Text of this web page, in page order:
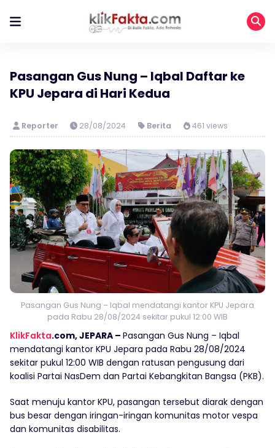
Pasangan Gus Nung – Iqbal Daftar ke
KPU Jepara di Hari Kedua
Reporter 28/08/2024 Berita 461 views
Pasangan Gus Nung – Iqbal mendatangi kantor KPU Jepara
pada Rabu 28/08/2024 sekitar pukul 12:00 WIB
KlikFakta.com, JEPARA – Pasangan Gus Nung – Iqbal
mendatangi kantor KPU Jepara pada Rabu 28/08/2024
sekitar pukul 12:00 WIB dengan ratusan pengusung dari
koalisi Partai NasDem dan Partai Kebangkitan Bangsa (PKB).
Saat menuju kantor KPU, pasangan tersebut diarak dengan
bus besar dengan iringan-iringan komunitas motor vespa
dan komunitas disabilitas.